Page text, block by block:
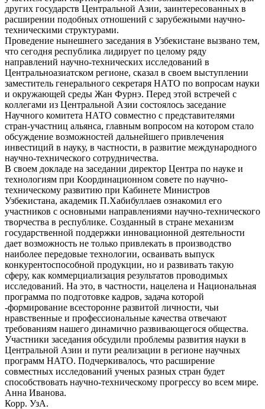
других государств Центральной Азии, заинтересованных в
расширении подобных отношений с зарубежными научно-
техническими структурами.
Проведение нынешнего заседания в Узбекистане вызвано тем,
что сегодня республика лидирует по целому ряду
направлений научно-технических исследований в
Центральноазиатском регионе, сказал в своем выступлении
заместитель генерального секретаря НАТО по вопросам науки
и окружающей среды Жан Фурнэ. Перед этой встречей с
коллегами из Центральной Азии состоялось заседание
Научного комитета НАТО совместно с представителями
стран-участниц альянса, главным вопросом на котором стало
обсуждение возможностей дальнейшего привлечения
инвестиций в науку, в частности, в развитие международного
научно-технического сотрудничества.
В своем докладе на заседании директор Центра по науке и
технологиям при Координационном совете по научно-
техническому развитию при Кабинете Министров
Узбекистана, академик П.Хабибуллаев ознакомил его
участников с основными направлениями научно-технического
творчества в республике. Созданный в стране механизм
государственной поддержки инновационной деятельности
дает возможность не только привлекать в производство
наиболее передовые технологии, осваивать выпуск
конкурентоспособной продукции, но и развивать такую
сферу, как коммерциализация результатов проводимых
исследований. На это, в частности, нацелена и Национальная
программа по подготовке кадров, задача которой
-формирование всесторонне развитой личности, чьи
нравственные и профессиональные качества отвечают
требованиям нашего динамично развивающегося общества.
Участники заседания обсудили проблемы развития науки в
Центральной Азии и пути реализации в регионе научных
программ НАТО. Подчеркивалось, что расширение
совместных исследований ученых разных стран будет
способствовать научно-техническому прогрессу во всем мире.
Анна Иванова.
Корр. УзА.